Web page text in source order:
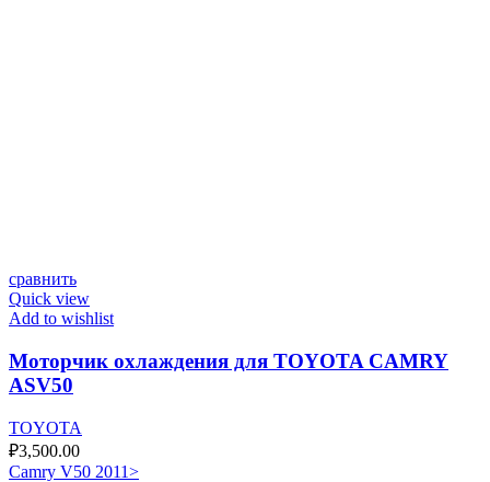
сравнить
Quick view
Add to wishlist
Моторчик охлаждения для TOYOTA CAMRY
ASV50
TOYOTA
₽3,500.00
Camry V50 2011>